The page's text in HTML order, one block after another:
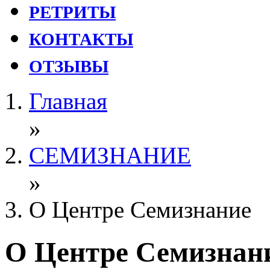
РЕТРИТЫ
КОНТАКТЫ
ОТЗЫВЫ
Главная
»
СЕМИЗНАНИЕ
»
О Центре Семизнание
О Центре